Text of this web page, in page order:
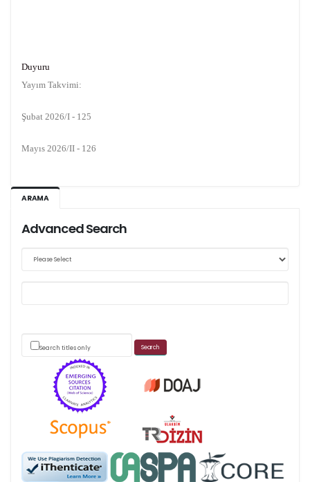
Duyuru
Yayım Takvimi:
Şubat 2026/I - 125
Mayıs 2026/II - 126
üzerinden yürütülmektedir.
Scimago's grade
APC ödemesi
ARAMA
Advanced Search
Search titles only